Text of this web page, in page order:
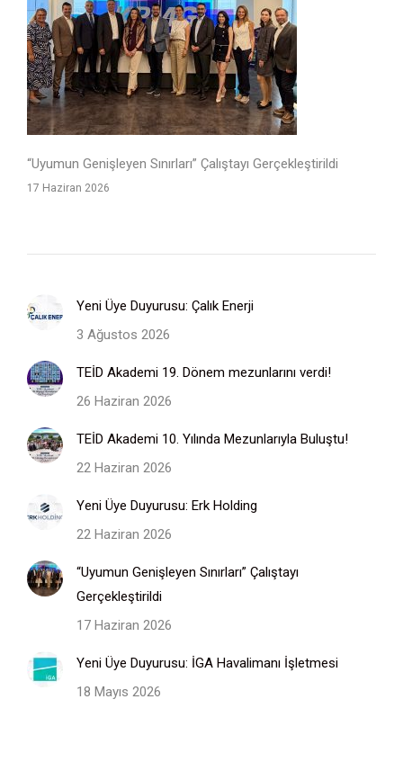
“Uyumun Genişleyen Sınırları” Çalıştayı Gerçekleştirildi
17 Haziran 2026
Yeni Üye Duyurusu: Çalık Enerji
3 Ağustos 2026
TEİD Akademi 19. Dönem mezunlarını verdi!
26 Haziran 2026
TEİD Akademi 10. Yılında Mezunlarıyla Buluştu!
22 Haziran 2026
Yeni Üye Duyurusu: Erk Holding
22 Haziran 2026
“Uyumun Genişleyen Sınırları” Çalıştayı
Gerçekleştirildi
17 Haziran 2026
Yeni Üye Duyurusu: İGA Havalimanı İşletmesi
18 Mayıs 2026